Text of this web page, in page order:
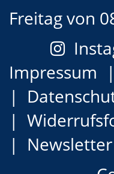
Freitag von
Impressum
Newsletter